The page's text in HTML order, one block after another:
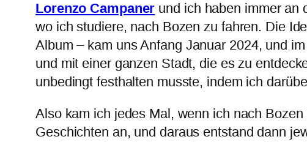
Lorenzo Campaner und ich haben immer an
wo ich studiere, nach Bozen zu fahren. Die
Album – kam uns Anfang Januar 2024, und
und mit einer ganzen Stadt, die es zu
unbedingt festhalten musste, indem ich
Also kam ich jedes Mal, wenn ich nach
Geschichten an, und daraus entstand dann